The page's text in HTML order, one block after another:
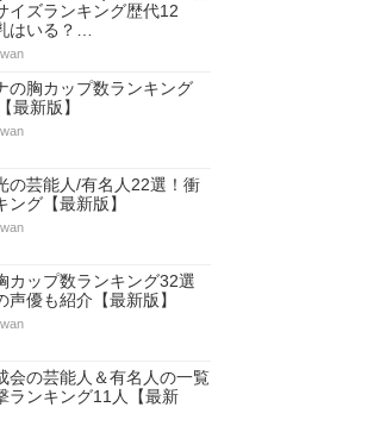
イズランキング歴代12
はいる？…
の胸カップ数ランキング
最新版】
の芸能人/有名人22選！衝
ング【最新版】
カップ数ランキング32選
声優も紹介【最新版】
会の芸能人＆有名人の一覧
ランキング11人【最新